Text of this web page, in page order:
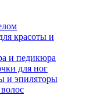
красоты и
и педикюра
для ног
и эпиляторы